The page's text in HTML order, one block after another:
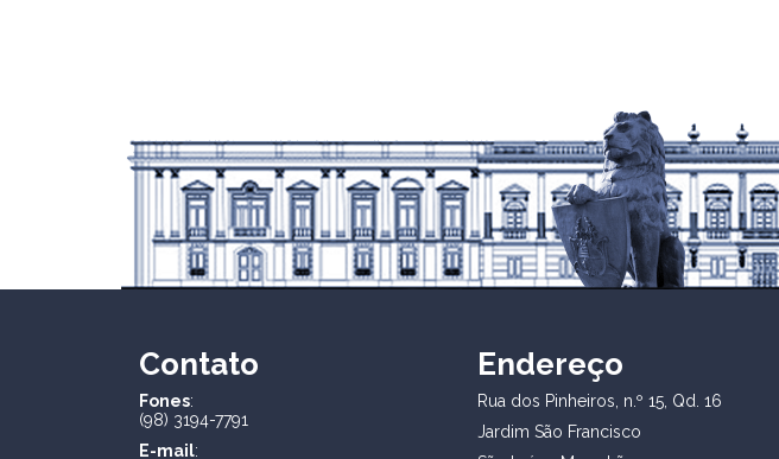
Contato
Fones:
(98) 3194-7791
E-mail:
Endereço
Rua dos Pinheiros, n.º 15, Qd. 16
Jardim São Francisco